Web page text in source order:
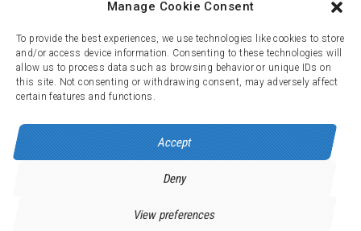
Manage Cookie Consent
To provide the best experiences, we use technologies like cookies to store
and/or access device information. Consenting to these technologies will
allow us to process data such as browsing behavior or unique IDs on
this site. Not consenting or withdrawing consent, may adversely affect
certain features and functions.
Accept
Deny
View preferences
info@alpe21.fr
Mentions légales
Contact
crédits